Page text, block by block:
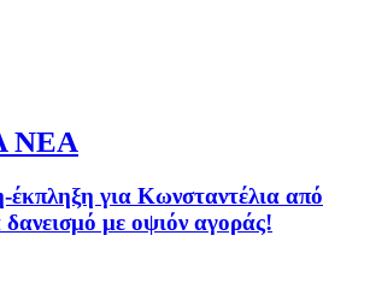
ΝΕΑ
για Κωνσταντέλια από
με οψιόν αγοράς!